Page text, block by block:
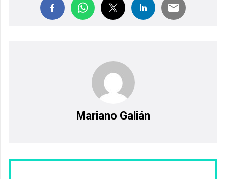
Mariano Galián